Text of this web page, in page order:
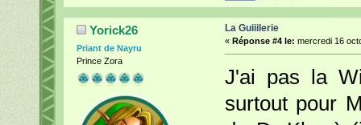
Yorick26
Priant de Nayru
Prince Zora
La Guiiilerie
« Réponse #4 le: mercredi 16
J'ai pas la
surtout pour